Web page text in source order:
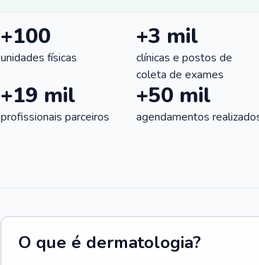
+100
unidades físicas
+3 mil
clínicas e postos de
coleta de exames
+19 mil
profissionais parceiros
+50 mil
agendamentos
O que é dermatologia?